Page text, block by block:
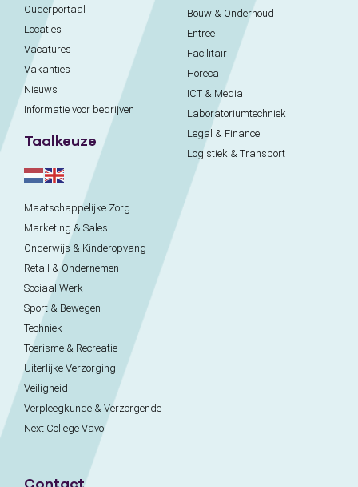
Ouderportaal
Locaties
Vacatures
Vakanties
Nieuws
Informatie voor bedrijven
Taalkeuze
Bouw & Onderhoud
Entree
Facilitair
Horeca
ICT & Media
Laboratoriumtechniek
Legal & Finance
Logistiek & Transport
Maatschappelijke Zorg
Marketing & Sales
Onderwijs & Kinderopvang
Retail & Ondernemen
Sociaal Werk
Sport & Bewegen
Techniek
Toerisme & Recreatie
Uiterlijke Verzorging
Veiligheid
Verpleegkunde & Verzorgende
Next College Vavo
Contact